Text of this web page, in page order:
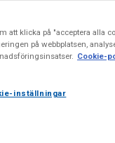
att klicka på "acceptera alla
på webbplatsen,
Cookie-
inställningar